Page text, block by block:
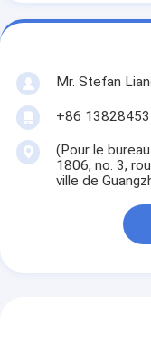
Mr. Stefan
+86
(Pour le
1806, no. 3,
ville de